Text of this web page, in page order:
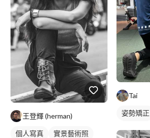
王登輝 (herman)
個人寫真
實景藝術照
Tai
姿勢矯正
健身教練